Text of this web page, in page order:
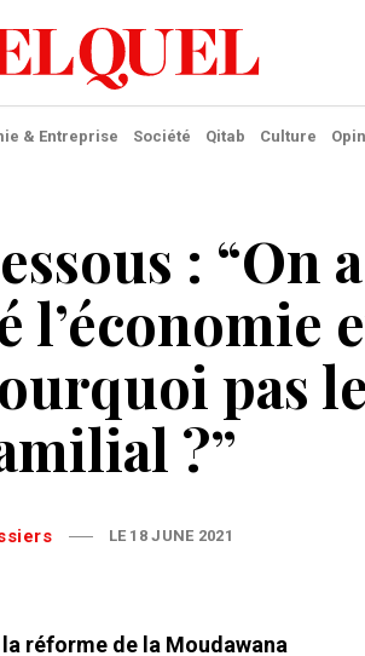
& Entreprise Société Qitab Culture
: “On
l’économie
pas
?”
LE 18 JUNE 2021
réforme de la Moudawana